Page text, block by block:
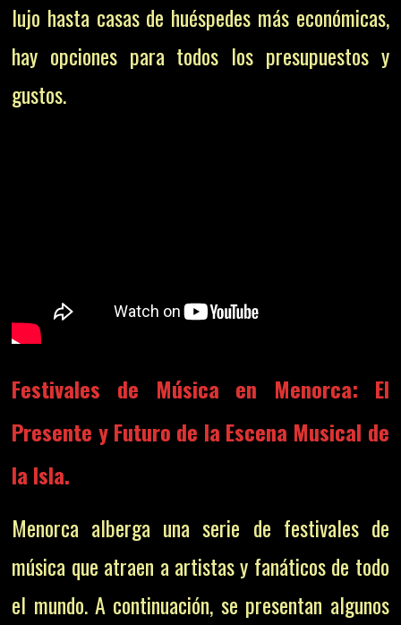
lujo hasta casas de huéspedes más económicas,
hay opciones para todos los presupuestos y
gustos.
Festivales de Música en Menorca: El
Presente y Futuro de la Escena Musical de
la Isla.
Menorca alberga una serie de festivales de
música que atraen a artistas y fanáticos de todo
el mundo. A continuación, se presentan algunos